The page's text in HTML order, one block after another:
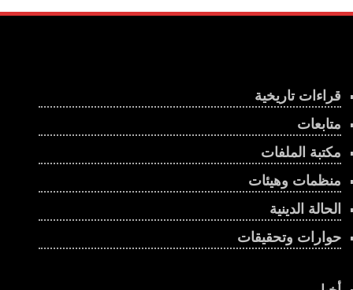
قراءات تاريخية
متابعات
مكتبة الملفات
منظمات وهيئات
الحالة الدينية
حوارات وتحقيقات